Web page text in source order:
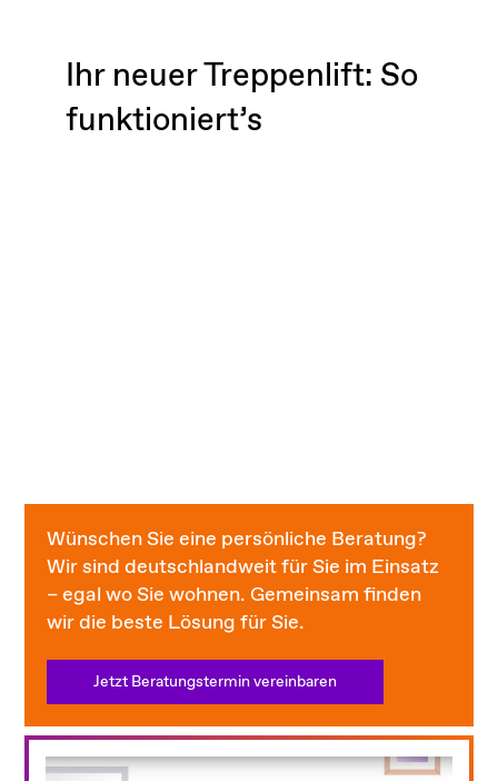
Ihr neuer Treppenlift: So
funktioniert’s
Wünschen Sie eine persönliche Beratung?
Wir sind deutschlandweit für Sie im Einsatz
– egal wo Sie wohnen. Gemeinsam finden
wir die beste Lösung für Sie.
Jetzt Beratungstermin vereinbaren